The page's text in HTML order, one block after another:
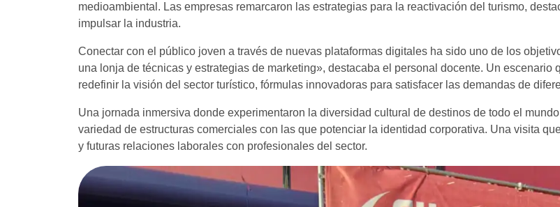
medioambiental. Las empresas remarcaron las estrategias para la reactivación del turismo,
impulsar la industria.
Conectar con el público joven a través de nuevas plataformas digitales ha sido uno de los
una lonja de técnicas y estrategias de marketing», destacaba el personal docente. Un
redefinir la visión del sector turístico, fórmulas innovadoras para satisfacer las demandas de
Una jornada inmersiva donde experimentaron la diversidad cultural de destinos de todo el
variedad de estructuras comerciales con las que potenciar la identidad corporativa. Una visita
y futuras relaciones laborales con profesionales del sector.